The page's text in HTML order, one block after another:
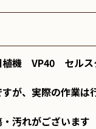
機　VP40　セル
が、実際の作業は
汚れがございます